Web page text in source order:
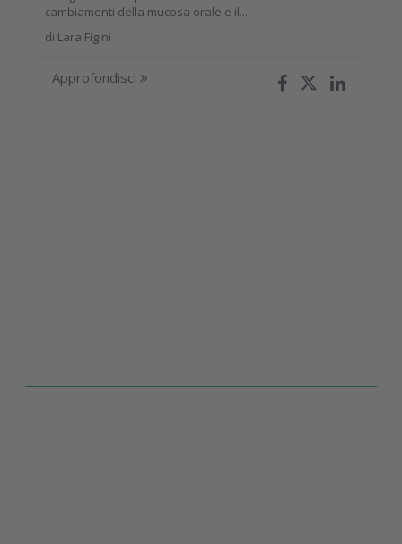
cambiamenti della mucosa orale e il...
di Lara Figini
Approfondisci